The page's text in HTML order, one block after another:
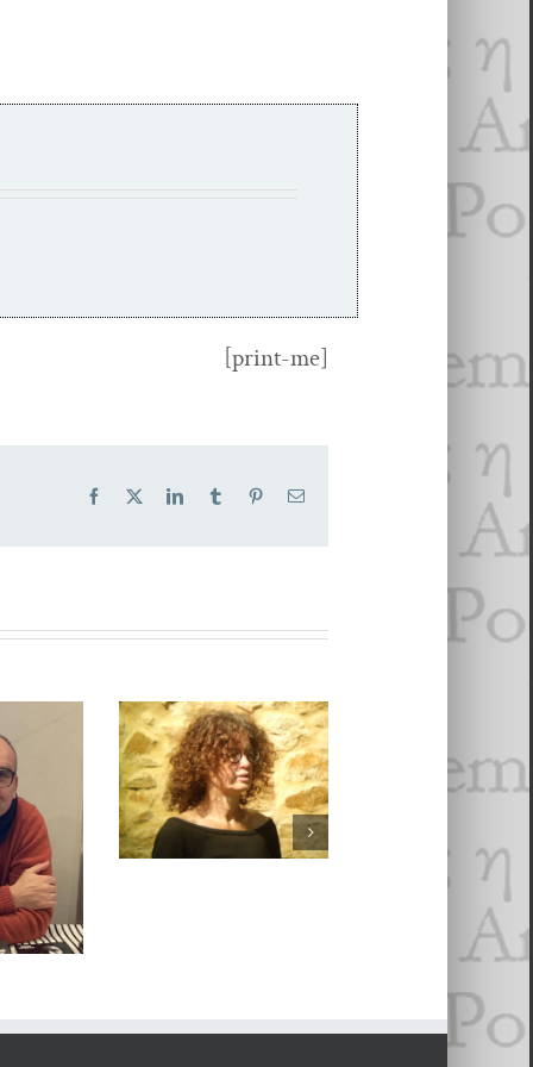
[print-me]
Facebook LinkedInTumblr PinterestEmail
La
Anne Barbusse,
Le Film qui penche
La couleur des
essais